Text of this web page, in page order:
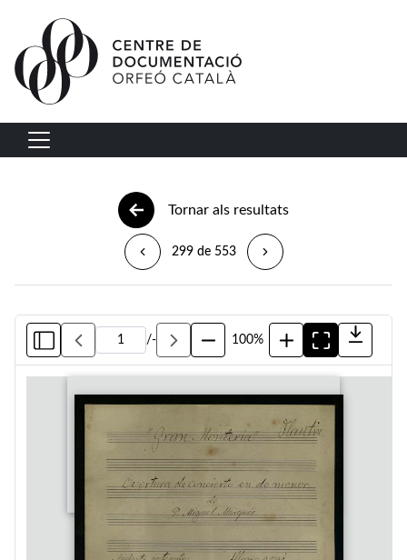
Vés al contingut
Navegació principal
Tornar als resultats
299 de 553
/- 100%